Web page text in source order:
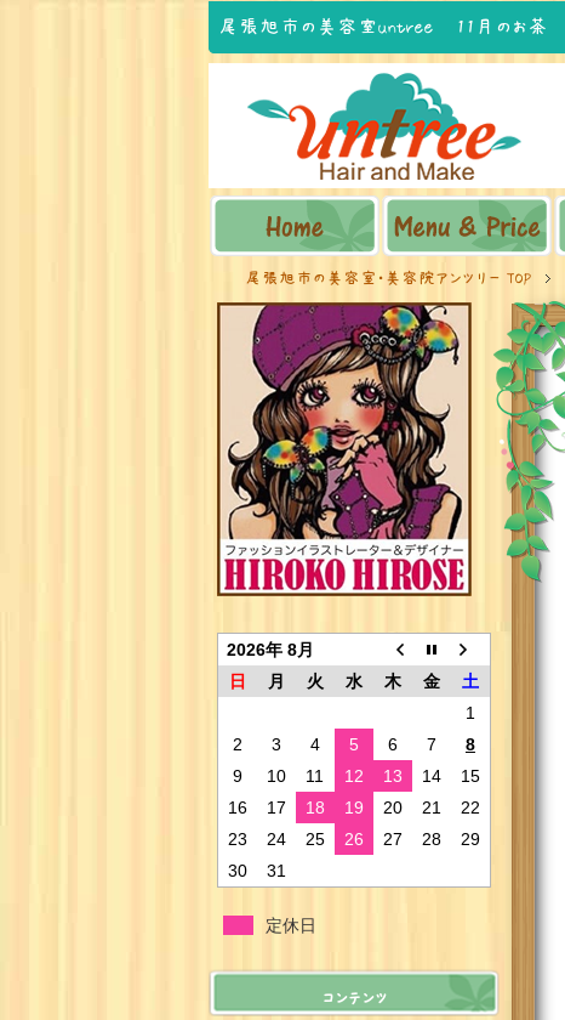
尾張旭市の美容室untree 11月のお茶
尾張旭市の美容室・美容院アンツリー TOP
2026年 8月
日
月 火 水 木 金
土
1
2
3 4 5 6 7
8
9
10 11 12 13 14
15
16
17 18 19 20 21
22
23
24 25 26 27 28
29
30
31
定休日
コンテンツ